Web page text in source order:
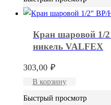
Кран шаровой 1/
никель VALFEX
303,00 ₽
В корзину
Быстрый просмотр